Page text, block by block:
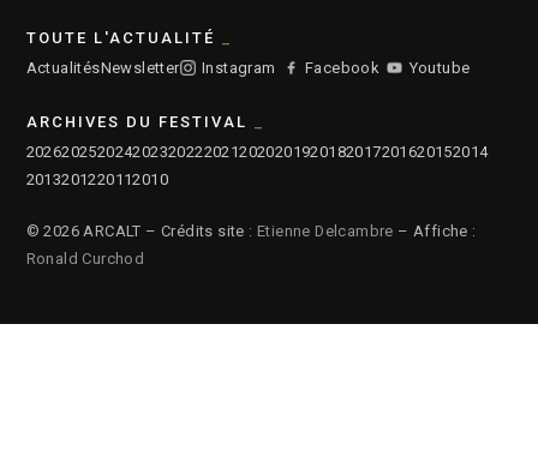
TOUTE L'ACTUALITÉ
ActualitésNewsletter Instagram Facebook Youtube
ARCHIVES DU FESTIVAL
2026202520242023202220212020201920182017201620152014
2013201220112010
© 2026 ARCALT – Crédits site : Etienne Delcambre – Affiche :
Ronald Curchod